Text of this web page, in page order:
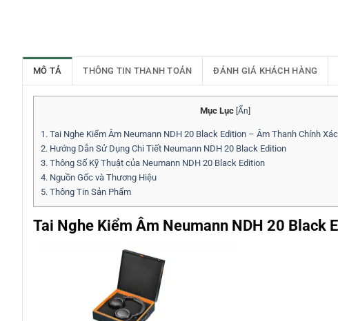
MÔ TẢ THÔNG TIN THANH TOÁN ĐÁNH GIÁ KHÁCH HÀNG
Mục Lục Ẩn
1. Tai Nghe Kiểm Âm Neumann NDH 20 Black Edition – Âm Thanh Chính
2. Hướng Dẫn Sử Dụng Chi Tiết Neumann NDH 20 Black Edition
3. Thông Số Kỹ Thuật của Neumann NDH 20 Black Edition
4. Nguồn Gốc và Thương Hiệu
5. Thông Tin Sản Phẩm
Tai Nghe Kiểm Âm Neumann NDH 20 Black